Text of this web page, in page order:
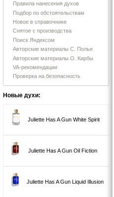
Правила нанесения духов
Подбор по обстоятельствам
Новое в справочнике
Снятое с производства
Поиск Яндексом
Авторские материалы С. Полье
Авторские материалы О. Кирбы
VA-рекомендации
Проверка на безопасность
Новые духи:
Juliette Has A Gun White Spirit
Juliette Has A Gun Oil Fiction
Juliette Has A Gun Liquid Illusion